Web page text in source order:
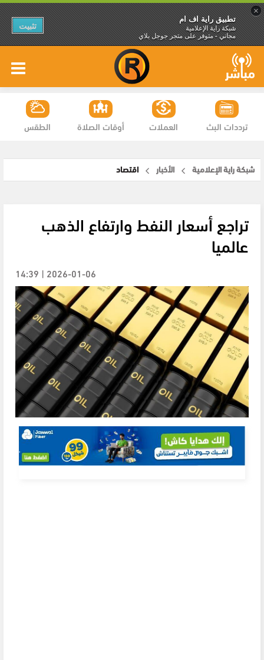
×
تطبيق راية اف ام
شبكة راية الإعلامية
مجاني - متوفر على متجر جوجل بلاي
تثبيت
الطقس أوقات الصلاة العملات ترددات البث
شبكة راية الإعلامية الأخبار اقتصاد
تراجع أسعار النفط وارتفاع الذهب
عالميا
2026-01-06 | 14:39